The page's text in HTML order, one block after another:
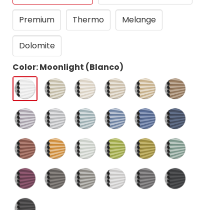
Premium Thermo Melange
Dolomite
Color: Moonlight (Blanco)